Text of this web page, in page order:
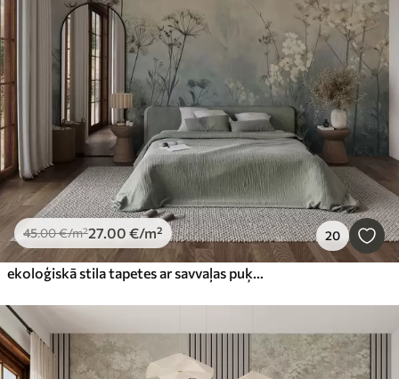
45.00€/m²27.00 €/m² 20
ekoloģiskā stila tapetes ar savvaļas puķēm un augiem uz teksturēta fona